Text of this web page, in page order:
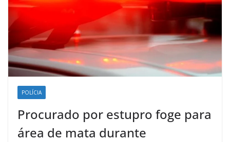
POLÍCIA
Procurado por estupro foge para
área de mata durante